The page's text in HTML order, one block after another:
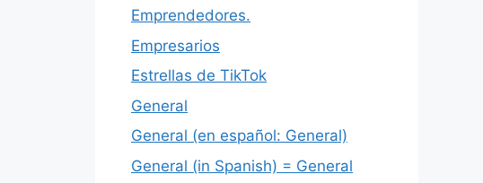
Emprendedores.
Empresarios
Estrellas de TikTok
General
General (en español: General)
General (in Spanish) = General